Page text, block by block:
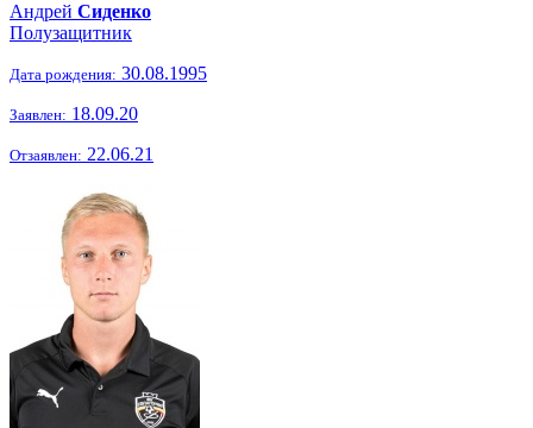
Андрей Сиденко
Полузащитник
Дата рождения: 30.08.1995
Заявлен: 18.09.20
Отзаявлен: 22.06.21